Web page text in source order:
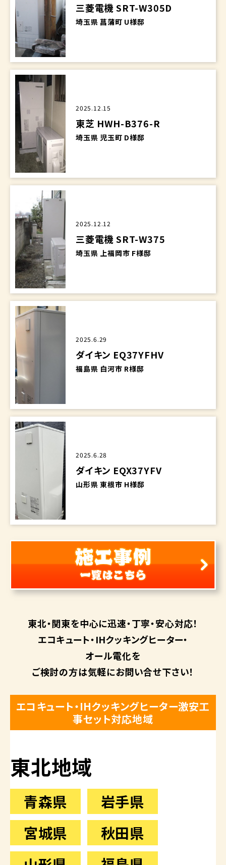
三菱電機 SRT-W305D
埼玉県 菖蒲町 U様邸
2025.12.15
東芝 HWH-B376-R
埼玉県 児玉町 D様邸
2025.12.12
三菱電機 SRT-W375
埼玉県 上福岡市 F様邸
2025.6.29
ダイキン EQ37YFHV
福島県 白河市 R様邸
2025.6.28
ダイキン EQX37YFV
山形県 東根市 H様邸
東北・関東を中心に迅速・丁寧・安心対応！
エコキュート・IHクッキングヒーター・
オール電化を
ご検討の方は気軽にお問い合せ下さい！
エコキュート・IHクッキングヒーター激安工
事セット対応地域
東北地域
青森県
岩手県
宮城県
秋田県